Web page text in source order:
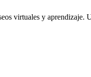
virtuales y aprendizaje.